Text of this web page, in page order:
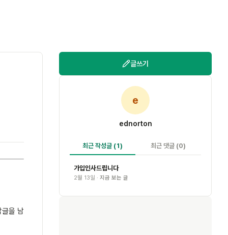
을 남
글쓰기
e
ednorton
최근 작성글 (1) 최근 댓글 (0)
가입인사드립니다
2월 13일 · 지금 보는 글